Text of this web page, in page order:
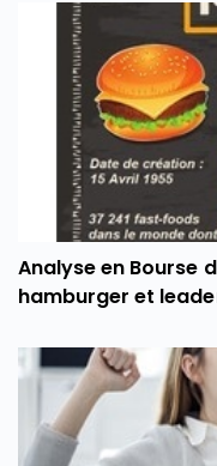
Analyse en Bourse
hamburger et